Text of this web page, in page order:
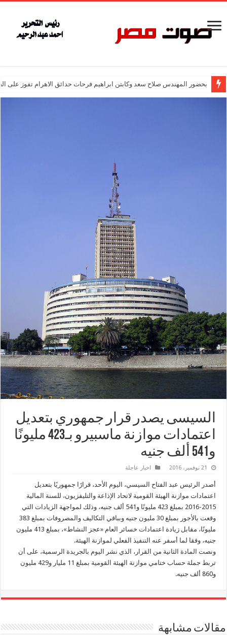
بحضور المهندس صلاح سعد وكابتن ابراهيم فرحات حدائق الاهرام تفوز على
السيسى يصدر قرار جمهوري بتعديل
اعتمادات موازنة ماسبيرو بـ423 مليونًا
و541 ألف جنيه
21 نوفمبر، 2016 اخبار عاجلة
أصدر الرئيس عبد الفتاح السيسي، اليوم الأحد، قرارًا جمهوريًا بتعديل
اعتمادات موازنة الهيئة القومية لاتحاد الإذاعة والتليفزيون، للسنة المالية
2015-2016 بمبلغ 423 مليونًا و541 ألف جنيه، وذلك لمواجهة الزيادات التي
وقعت بالأجور بمبلغ 30 مليون جنيه وبباقي التكاليف والمصروفات بمبلغ 383
مليونًا، مقابل زيادة اعتمادات خسائر العام «عجز النشاط»، بمبلغ 413 مليون
جنيه، وفقا لما أسفر عنه التنفيذ الفعلي لموازنة الهيئة.
ونصت المادة الثانية من القرار، الذي نشر اليوم بالجريدة الرسمية، على أن
تربط جملة حساب ختامي موازنة الهيئة القومية بمبلغ 11 مليار و429 مليون
و860 ألف جنيه.
مقالات مشابهة